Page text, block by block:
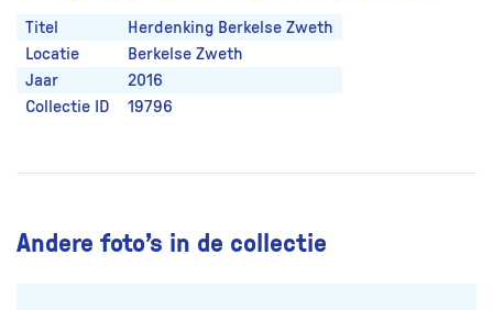
Titel
Herdenking Berkelse Zweth
Locatie
Berkelse Zweth
Jaar
2016
Collectie ID
19796
Andere foto’s in de collectie